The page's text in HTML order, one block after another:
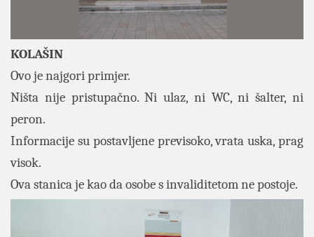
KOLAŠIN
Ovo je najgori primjer.
Ništa nije pristupačno. Ni ulaz, ni WC, ni šalter, ni
peron.
Informacije su postavljene previsoko, vrata uska, prag
visok.
Ova stanica je kao da osobe s invaliditetom ne postoje.